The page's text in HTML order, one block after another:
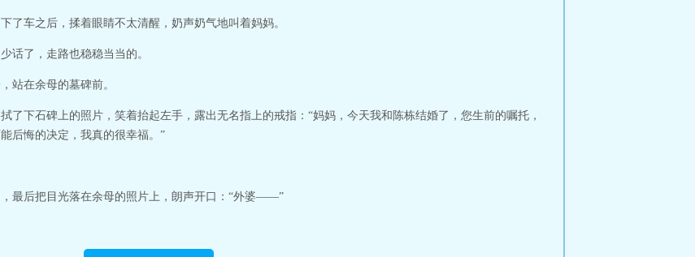
了车之后，揉着眼睛不太清醒，奶声奶气地叫着妈妈。
话了，走路也稳稳当当的。
站在余母的墓碑前。
了下石碑上的照片，笑着抬起左手，露出无名指上的戒指：“妈妈，今天我和陈栋结婚了，您生前的嘱托，
后悔的决定，我真的很幸福。”
最后把目光落在余母的照片上，朗声开口：“外婆——”